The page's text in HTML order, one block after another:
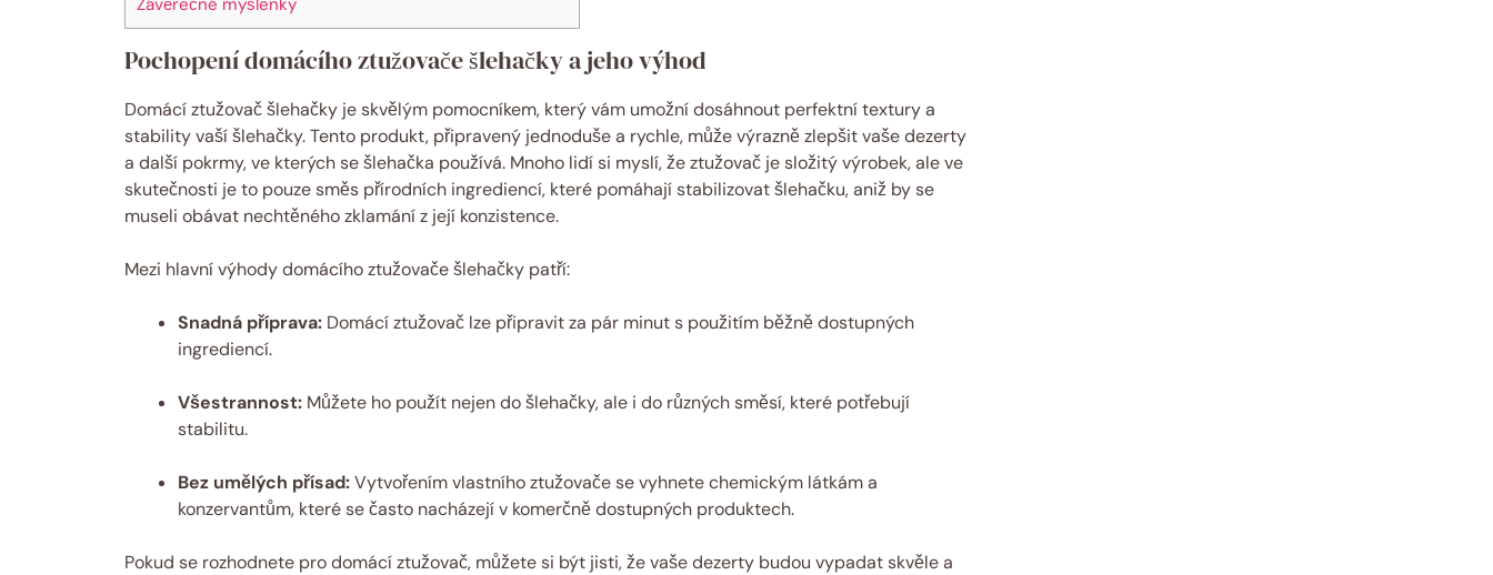
Pochopení domácího ztužovače šlehačky a jeho výhod
Domácí ztužovač šlehačky je skvělým pomocníkem, který vám umožní dosáhnout perfektní textury a
stability vaší šlehačky. Tento produkt, připravený jednoduše a rychle, může výrazně zlepšit vaše dezerty
a další pokrmy, ve kterých se šlehačka používá. Mnoho lidí si myslí, že ztužovač je složitý výrobek, ale ve
skutečnosti je to pouze směs přírodních ingrediencí, které pomáhají stabilizovat šlehačku, aniž by se
museli obávat nechtěného zklamání z její konzistence.
Mezi hlavní výhody domácího ztužovače šlehačky patří:
Snadná příprava: Domácí ztužovač lze připravit za pár minut s použitím běžně dostupných
ingrediencí.
Všestrannost: Můžete ho použít nejen do šlehačky, ale i do různých směsí, které potřebují
stabilitu.
Bez umělých přísad:Vytvořením vlastního ztužovače se vyhnete chemickým látkám a
konzervantům, které se často nacházejí v komerčně dostupných produktech.
Pokud se rozhodnete pro domácí ztužovač, můžete si být jisti, že vaše dezerty budou vypadat skvěle a